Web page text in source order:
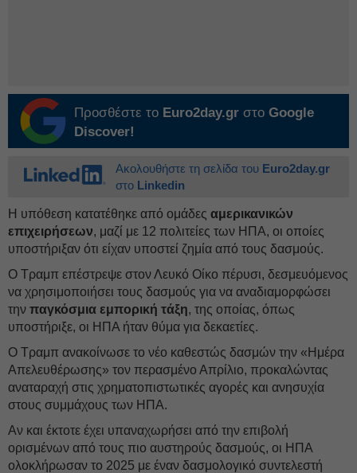
Προσθέστε το Euro2day.gr στο Google
Discover!
Ακολουθήστε τη σελίδα του Euro2day.gr
στο Linkedin
Η υπόθεση κατατέθηκε από ομάδες αμερικανικών
επιχειρήσεων, μαζί με 12 πολιτείες των ΗΠΑ, οι οποίες
υποστήριξαν ότι είχαν υποστεί ζημία από τους δασμούς.
Ο Τραμπ επέστρεψε στον Λευκό Οίκο πέρυσι, δεσμευόμενος
να χρησιμοποιήσει τους δασμούς για να αναδιαμορφώσει
την παγκόσμια εμπορική τάξη, της οποίας, όπως
υποστήριξε, οι ΗΠΑ ήταν θύμα για δεκαετίες.
Ο Τραμπ ανακοίνωσε το νέο καθεστώς δασμών την «Ημέρα
Απελευθέρωσης» τον περασμένο Απρίλιο, προκαλώντας
αναταραχή στις χρηματοπιστωτικές αγορές και ανησυχία
στους συμμάχους των ΗΠΑ.
Αν και έκτοτε έχει υπαναχωρήσει από την επιβολή
ορισμένων από τους πιο αυστηρούς δασμούς, οι ΗΠΑ
ολοκλήρωσαν το 2025 με έναν δασμολογικό συντελεστή